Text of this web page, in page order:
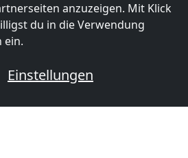
anzuzeigen. Mit Klick
du in die Verwendung
ein.
Einstellungen